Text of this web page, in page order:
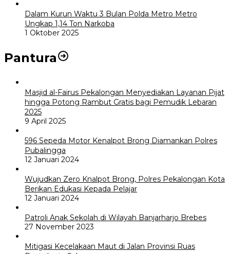
Dalam Kurun Waktu 3 Bulan Polda Metro Metro
Ungkap 1,14 Ton Narkoba
1 Oktober 2025
Pantura
Masjid al-Fairus Pekalongan Menyediakan Layanan Pijat
hingga Potong Rambut Gratis bagi Pemudik Lebaran
2025
9 April 2025
596 Sepeda Motor Kenalpot Brong Diamankan Polres
Pubalingga
12 Januari 2024
Wujudkan Zero Knalpot Brong, Polres Pekalongan Kota
Berikan Edukasi Kepada Pelajar
12 Januari 2024
Patroli Anak Sekolah di Wilayah Banjarharjo Brebes
27 November 2023
Mitigasi Kecelakaan Maut di Jalan Provinsi Ruas